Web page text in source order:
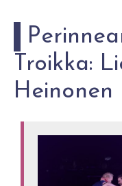
Troikka:
Heinonen